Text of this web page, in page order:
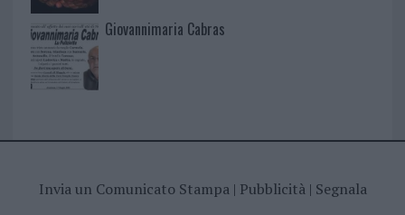
Giovannimaria Cabras
Invia un Comunicato Stampa| Pubblicità| Segnala